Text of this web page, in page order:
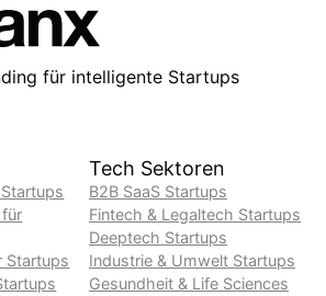
für intelligente Startups
für
Startups
Tech Sektoren
B2B SaaS Startups
Fintech & Legaltech Startups
Deeptech Startups
Industrie & Umwelt Startups
Gesundheit & Life Sciences